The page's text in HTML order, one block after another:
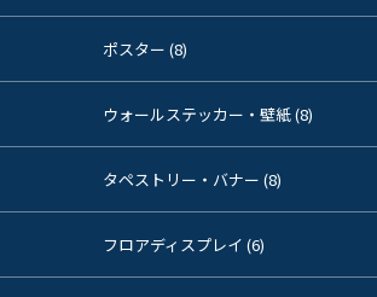
ポスター (8)
ウォールステッカー・壁紙 (8)
タペストリー・バナー (8)
フロアディスプレイ (6)